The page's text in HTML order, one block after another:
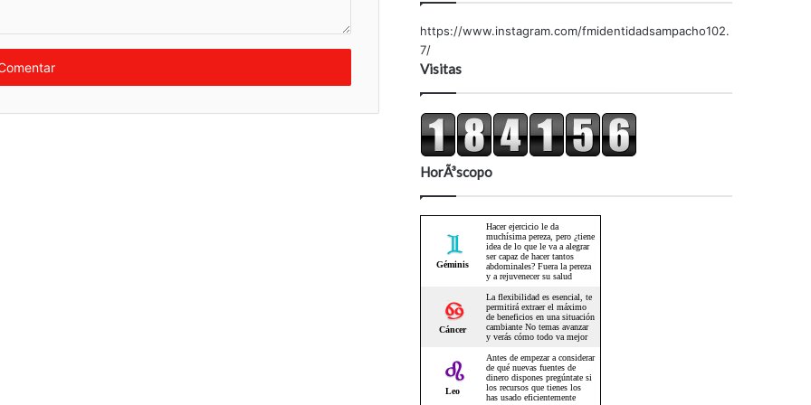
https://www.instagram.com/fmidentidadsampacho102.
7/
Visitas
HorÃ³scopo